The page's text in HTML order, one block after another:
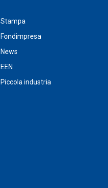
Stampa
Fondimpresa
News
EEN
Piccola industria